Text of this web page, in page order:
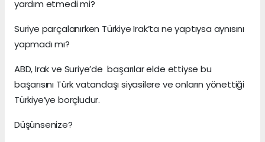
yardım etmedi mi?
Suriye parçalanırken Türkiye Irak’ta ne yaptıysa aynısını
yapmadı mı?
ABD, Irak ve Suriye’de başarılar elde ettiyse bu
başarısını Türk vatandaşı siyasilere ve onların yönettiği
Türkiye’ye borçludur.
Düşünsenize?